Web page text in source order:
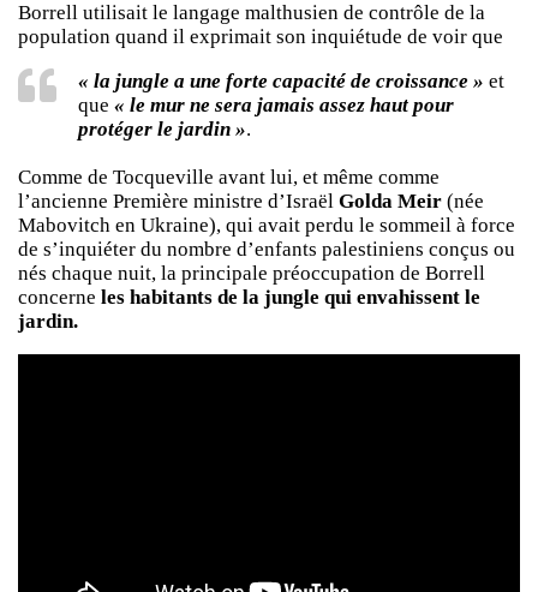
Borrell utilisait le langage malthusien de contrôle de la
population quand il exprimait son inquiétude de voir que
« la jungle a une forte capacité de croissance » et
que « le mur ne sera jamais assez haut pour
protéger le jardin ».
Comme de Tocqueville avant lui, et même comme
l’ancienne Première ministre d’Israël Golda Meir (née
Mabovitch en Ukraine), qui avait perdu le sommeil à force
de s’inquiéter du nombre d’enfants palestiniens conçus ou
nés chaque nuit, la principale préoccupation de Borrell
concerne les habitants de la jungle qui envahissent le
jardin.